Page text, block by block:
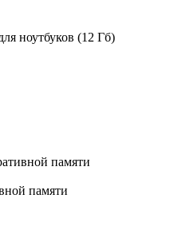
ноутбуков (12 Гб)
памяти
памяти